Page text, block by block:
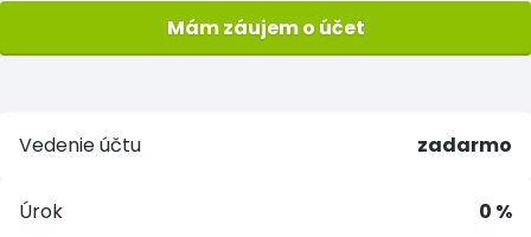
Mám záujem o účet
Vedenie účtu zadarmo
Úrok 0 %